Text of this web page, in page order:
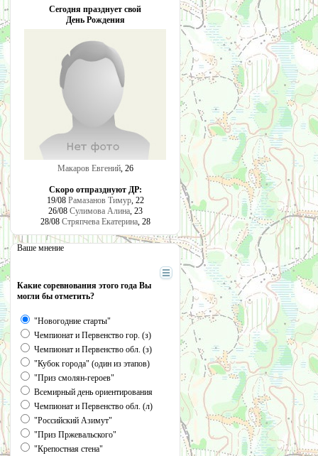
Сегодня празднует свой
День Рождения
Макаров Евгений, 26
Скоро отпразднуют ДР:
19/08 Рамазанов Тимур, 22
26/08 Сулимова Алина, 23
28/08 Стряпчева Екатерина, 28
Ваше мнение
Какие соревнования этого года Вы
могли бы отметить?
"Новогодние старты"
Чемпионат и Первенство гор. (з)
Чемпионат и Первенство обл. (з)
"Кубок города" (один из этапов)
"Приз смолян-героев"
Всемирный день ориентирования
Чемпионат и Первенство обл. (л)
"Российский Азимут"
"Приз Пржевальского"
"Крепостная стена"